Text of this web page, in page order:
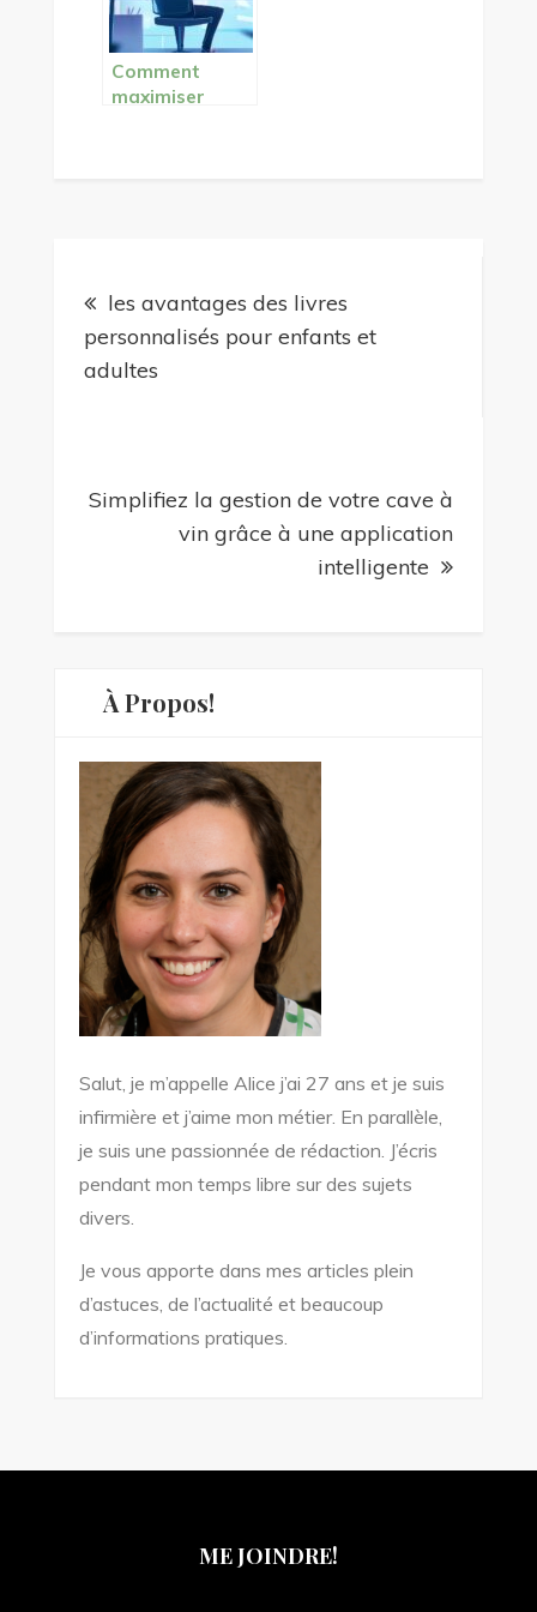
educatif
Comment
maximiser
de
l’article
les avantages des livres
personnalisés pour enfants et
adultes
Simplifiez la gestion de votre cave à
vin grâce à une application
intelligente
À Propos!
Salut, je m’appelle Alice j’ai 27 ans et je suis
infirmière et j’aime mon métier. En parallèle,
je suis une passionnée de rédaction. J’écris
pendant mon temps libre sur des sujets
divers.
Je vous apporte dans mes articles plein
d’astuces, de l’actualité et beaucoup
d’informations pratiques.
ME JOINDRE!